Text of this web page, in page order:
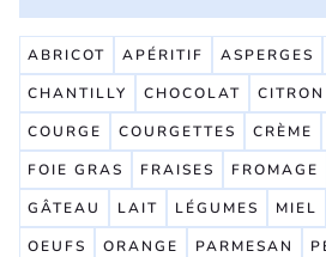
ABRICOT APÉRITIF ASPERGES
CHANTILLY
CHOCOLAT CITRON
COURGE
COURGETTES CRÈME
FOIE GRAS
FRAISES FROMAGE
GÂTEAU
LAIT LÉGUMES MIEL
OEUFS
ORANGE PARMESAN